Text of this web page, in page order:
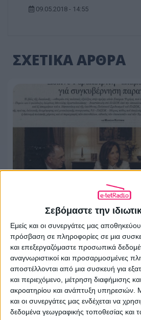
Σεβόμαστε την
Εμείς και οι συνεργάτες μας
πρόσβαση σε πληροφορίες σε μια
και επεξεργαζόμαστε προσωπικά
αναγνωριστικοί και προσαρμοσμένες
αποστέλλονται από μια συσκευή για
και περιεχόμενο, μέτρηση διαφήμισης
ακροατηρίου και ανάπτυξη υπηρεσιών.
και οι συνεργάτες μας ενδέχεται να
δεδομένα γεωγραφικής τοποθεσίας και
09.05.2018 - 14:55
ΣΧΕΤΙΚΑ ΑΡΘΡΑ
Το χρονικό με το δείπνο
03.08.2026 - 10:01